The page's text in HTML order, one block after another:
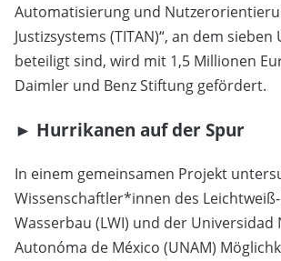
Automatisierung und
Justizsystems (TITAN)“, an dem
beteiligt sind, wird mit 1,5 Millionen
Daimler und Benz Stiftung gefördert.
► Hurrikanen auf der Spur
In einem gemeinsamen Projekt
Wissenschaftler*innen des
Wasserbau (LWI) und der Universidad
Autonóma de México (UNAM)